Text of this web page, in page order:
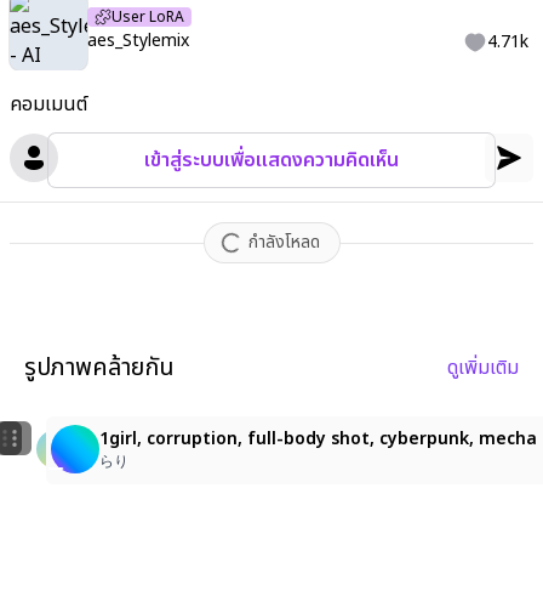
คอมเมนต์
เข้าสู่ระบบเพื่อแสดงความคิดเห็น
กำลังโหลด
User LoRA
aes_Stylemix 4.71k
รูปภาพคล้ายกัน ดูเพิ่มเติม
五月雨ハヤシ
1girl, masterpiece, best quality, ultra-detailed,
blue niga
1girl, corruption, full-body shot, cyberpunk,
らり